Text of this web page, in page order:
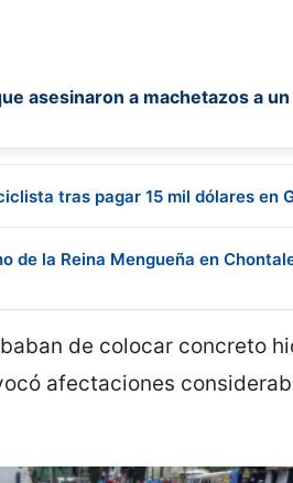
asesinaron a machetazos a
tras pagar 15 mil dólares en
de la Reina Mengueña en
de colocar concreto
afectaciones